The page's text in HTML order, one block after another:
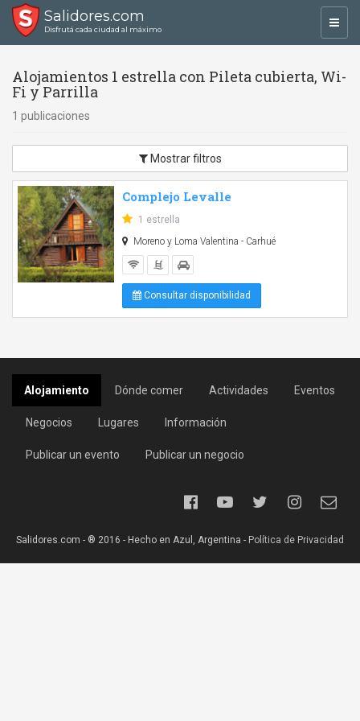
Salidores.com
Disfrutá cada ciudad al máximo
Alojamientos 1 estrella con Pileta cubierta, Wi-
Fi y Parrilla
1 publicaciones
Mostrar filtros
Complejo Levalle
1 estrella
Moreno y Loma Valentina - Carhué
Consultar disponibilidad
Alojamiento Dónde comer Actividades Eventos
Negocios Lugares Información
Publicar un evento Publicar un negocio
Salidores.com - ® 2016 - Hecho en Azul, Argentina - Política de Privacidad